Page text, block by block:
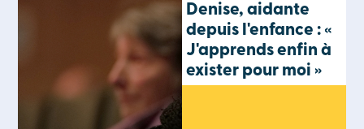
Denise, aidante
depuis l'enfance : «
J'apprends enfin à
exister pour moi »